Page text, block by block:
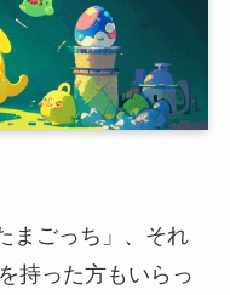
まごっち」、それ
持った方もいらっ